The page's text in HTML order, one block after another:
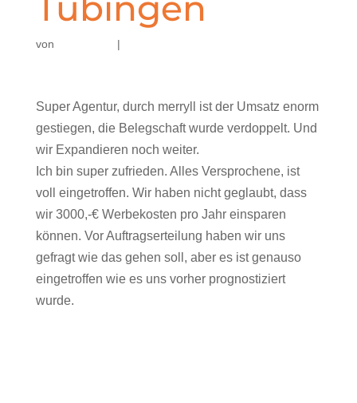
von |
Super Agentur, durch merryll ist der Umsatz enorm
gestiegen, die Belegschaft wurde verdoppelt. Und
wir Expandieren noch weiter.
Ich bin super zufrieden. Alles Versprochene, ist
voll eingetroffen. Wir haben nicht geglaubt, dass
wir 3000,-€ Werbekosten pro Jahr einsparen
können. Vor Auftragserteilung haben wir uns
gefragt wie das gehen soll, aber es ist genauso
eingetroffen wie es uns vorher prognostiziert
wurde.